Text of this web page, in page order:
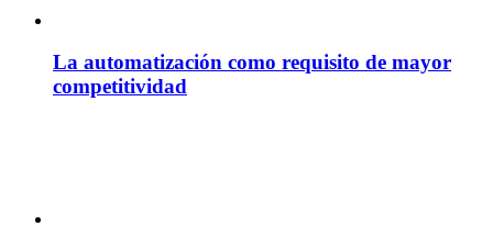
La automatización como requisito de mayor
competitividad